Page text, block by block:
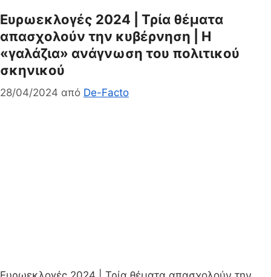
Ευρωεκλογές 2024 | Τρία θέματα
απασχολούν την κυβέρνηση | Η
«γαλάζια» ανάγνωση του πολιτικού
σκηνικού
28/04/2024 από De-Facto